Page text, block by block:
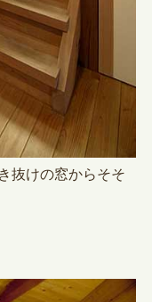
抜けの窓からそそ